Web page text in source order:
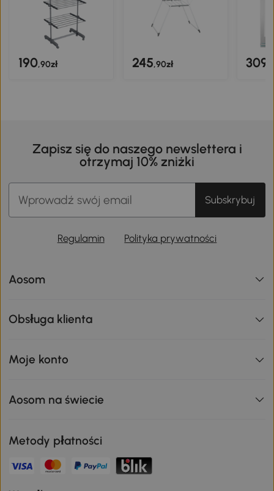
190,90zł 245,90zł 309
Zapisz się do naszego newslettera i
otrzymaj 10% zniżki
Subskrybuj
Regulamin Polityka prywatności
Aosom
Obsługa klienta
Moje konto
Aosom na świecie
Metody płatności